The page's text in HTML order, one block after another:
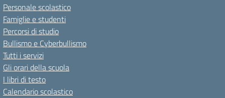
Personale scolastico
Famiglie e studenti
Percorsi di studio
Bullismo e Cyberbullismo
Tutti i servizi
Gli orari della scuola
I libri di testo
Calendario scolastico